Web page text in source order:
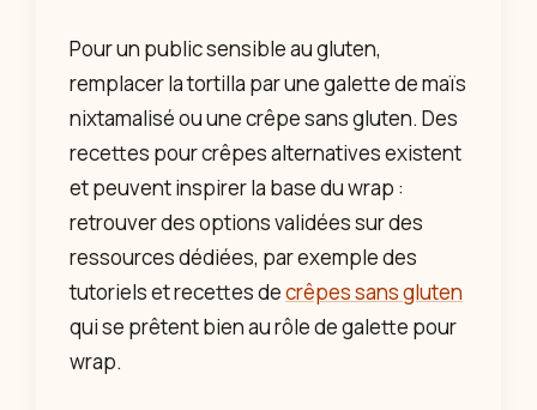
Pour un public sensible au gluten,
remplacer la tortilla par une galette de maïs
nixtamalisé ou une crêpe sans gluten. Des
recettes pour crêpes alternatives existent
et peuvent inspirer la base du wrap :
retrouver des options validées sur des
ressources dédiées, par exemple des
tutoriels et recettes decrêpes sans gluten
qui se prêtent bien au rôle de galette pour
wrap.